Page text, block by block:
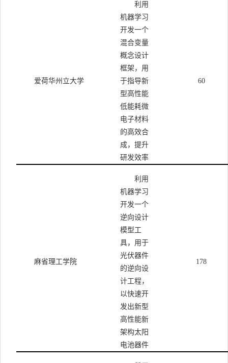
爱荷华州立大学
利用
机器学习
开发一个
混合变量
概念设计
框架，用
于指导新
型高性能
低能耗微
电子材料
的高效合
成，提升
研发效率
60
麻省理工学院
利用
机器学习
开发一个
逆向设计
模型工
具，用于
光伏器件
的逆向设
计工程，
以快速开
发出新型
高性能新
架构太阳
电池器件
178